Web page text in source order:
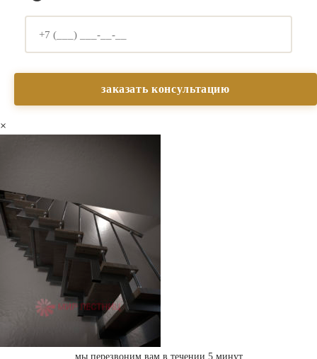
×
мы перезвоним вам в течении 5 минут